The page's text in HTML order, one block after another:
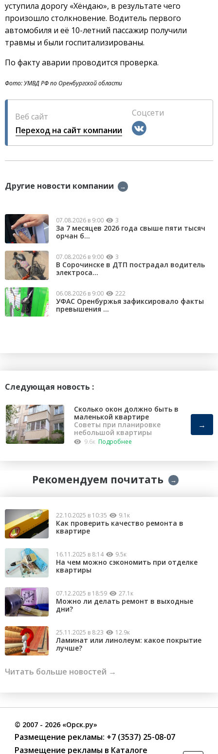
уступила дорогу «Хёндаю», в результате чего
произошло столкновение. Водитель первого
автомобиля и её 10-летний пассажир получили
травмы и были госпитализированы.
По факту аварии проводится проверка.
Фото: УМВД РФ по Оренбургской области
Веб сайт
Переход на сайт компании
Соцсети
Другие новости компании →
07.08.2026 в 9:00 3
За 7 месяцев 2026 года свыше пяти тысяч
орчан б...
07.08.2026 в 9:00 3
В Сорочинске в ДТП пострадал водитель
электроса...
06.08.2026 в 9:00 222
УФАС Оренбуржья зафиксировало факты
превышения ...
Следующая новость :
Сколько окон должно быть в
маленькой квартире
Советы при планировке
небольшой квартиры
9.6к Подробнее
→
Рекомендуем почитать →
22.10.2025 в 10:35 9.1к
Как проверить качество ремонта в
квартире
16.11.2025 в 8:14 9.5к
На чем можно сэкономить при отделке
квартиры
07.12.2025 в 18:59 27.1к
Можно ли делать ремонт в выходные
дни?
25.11.2025 в 8:23 12.9к
Ламинат или линолеум: какое покрытие
лучше?
Читать больше новостей →
© 2007 - 2026 «Орск.ру»
Размещение рекламы: +7 (3537) 25-08-07
Размещение рекламы в Каталоге